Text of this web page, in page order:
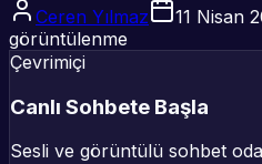
Ceren Yılmaz 11 Nisan
görüntülenme
Çevrimiçi
Canlı Sohbete Başla
Sesli ve görüntülü sohbet